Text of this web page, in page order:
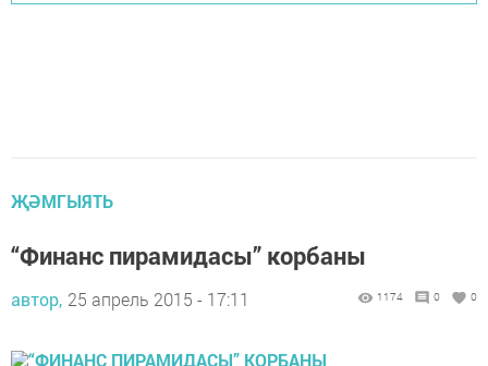
ҖӘМГЫЯТЬ
“Финанс пирамидасы” корбаны
автор, 25 апрель 2015 - 17:11 1174 0 0